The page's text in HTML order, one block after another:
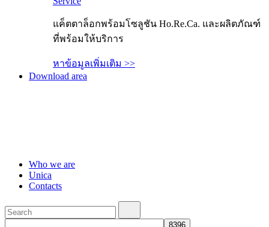
แค็ตตาล็อกพร้อมโซลูชัน Ho.Re.Ca. และผลิตภัณฑ์
ที่พร้อมให้บริการ
หาข้อมูลเพิ่มเติม >>
Download area
Who we are
Unica
Contacts